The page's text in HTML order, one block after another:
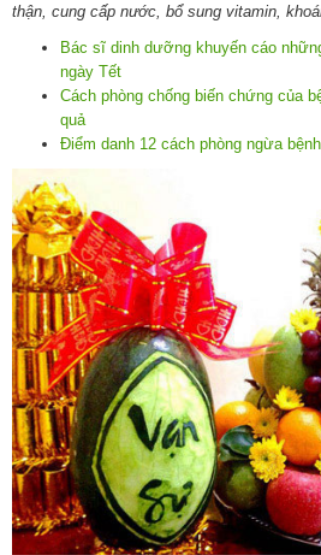
thận, cung cấp nước, bổ sung vitamin,
Bác sĩ dinh dưỡng khuyến cáo
ngày Tết
Cách phòng chống biến chứng của
quả
Điểm danh 12 cách phòng ngừa